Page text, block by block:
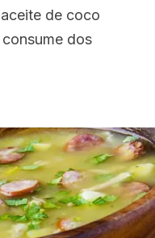
de coco
dos